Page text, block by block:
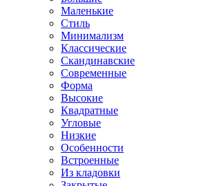
Маленькие
Стиль
Минимализм
Классические
Скандинавские
Современные
Форма
Высокие
Квадратные
Угловые
Низкие
Особенности
Встроенные
Из кладовки